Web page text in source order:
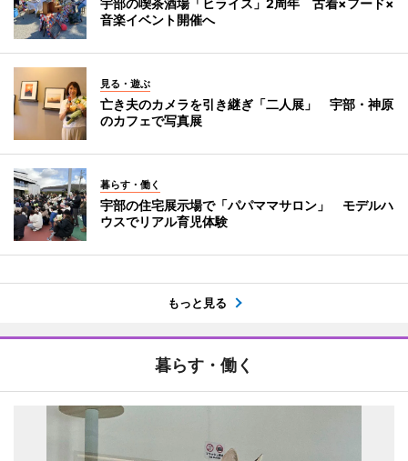
音楽イベント開催へ
見る・遊ぶ
亡き夫のカメラを引き継ぎ「二人展」 宇部・神原
のカフェで写真展
暮らす・働く
宇部の住宅展示場で「パパママサロン」 モデルハ
ウスでリアル育児体験
もっと見る
暮らす・働く